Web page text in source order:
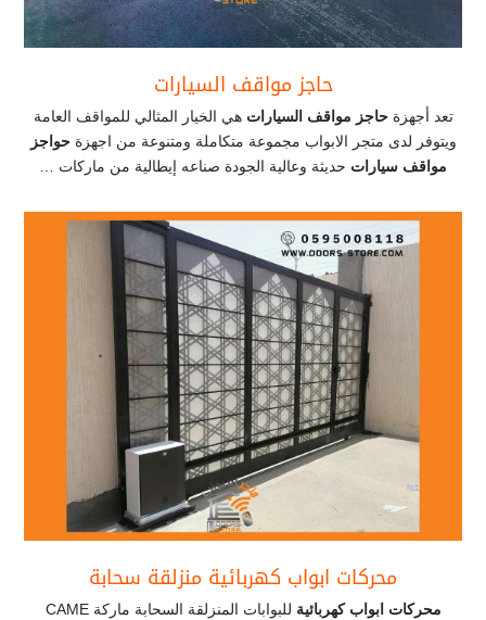
حاجز مواقف السيارات
تعد أجهزةحاجز مواقف السيارات هي الخيار المثالي للمواقف العامة
ويتوفر لدى متجر الابواب مجموعة متكاملة ومتنوعة من اجهزةحواجز
مواقف سيارات حديثة وعالية الجودة صناعه إيطالية من ماركات …
محركات ابواب كهربائية منزلقة سحابة
محركات ابواب كهربائية
للبوابات المنزلقة السحابة ماركة CAME